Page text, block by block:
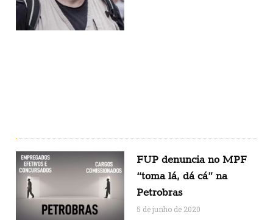
FUP denuncia no MPF
“toma lá, dá cá” na
Petrobras
5 de junho de 2020